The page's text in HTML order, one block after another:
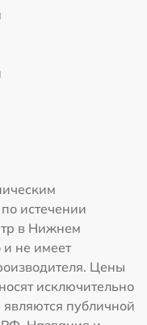
истечении
в Нижнем
и не имеет
Цены
исключительно
публичной